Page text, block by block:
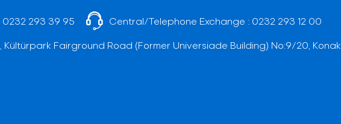
0232 293 39 95 Central/Telephone Exchange : 0232 293 12 00
Kültürpark Fairground Road (Former Universiade Building) No:9/20, Konak